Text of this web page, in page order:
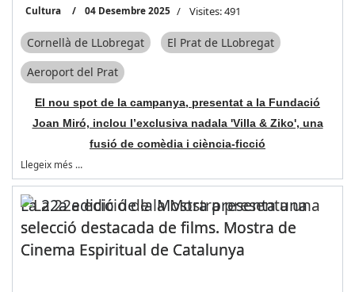
Cultura 04 Desembre 2025 Visites: 491
Cornellà de LLobregat
El Prat de LLobregat
Aeroport del Prat
El nou spot de la campanya, presentat a la Fundació
Joan Miró, inclou l’exclusiva nadala 'Villa & Ziko', una
fusió de comèdia i ciència-ficció
Llegeix més …
La 22a edició de la Mostra presenta una
selecció destacada de films. Mostra de
Cinema Espiritual de Catalunya